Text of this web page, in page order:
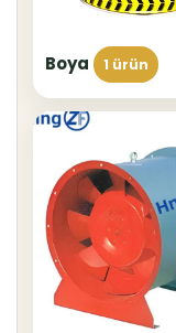
Boya 1 ürün